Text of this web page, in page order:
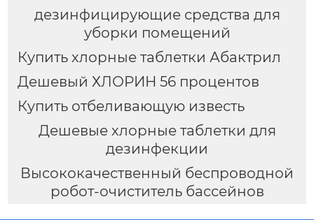
дезинфицирующие средства для
уборки помещений
Купить хлорные таблетки Абактрил
Дешевый ХЛОРИН 56 процентов
Купить отбеливающую известь
Дешевые хлорные таблетки для
дезинфекции
Высококачественный беспроводной
робот-очиститель бассейнов